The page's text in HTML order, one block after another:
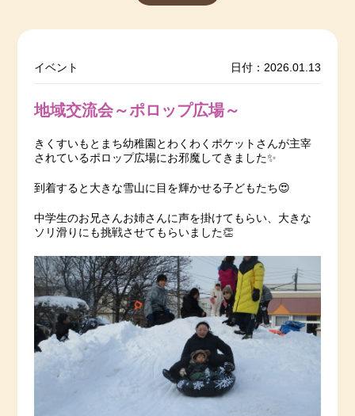
イベント 日付：2026.01.13
地域交流会～ポロップ広場～
きくすいもとまち幼稚園とわくわくポケットさんが主宰
されているポロップ広場にお邪魔してきました✨
到着すると大きな雪山に目を輝かせる子どもたち😍
中学生のお兄さんお姉さんに声を掛けてもらい、大きな
ソリ滑りにも挑戦させてもらいました👏